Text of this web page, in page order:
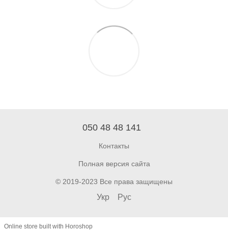
050 48 48 141
Контакты
Полная версия сайта
© 2019-2023 Все права защищены
Укр Рус
Online store built with Horoshop